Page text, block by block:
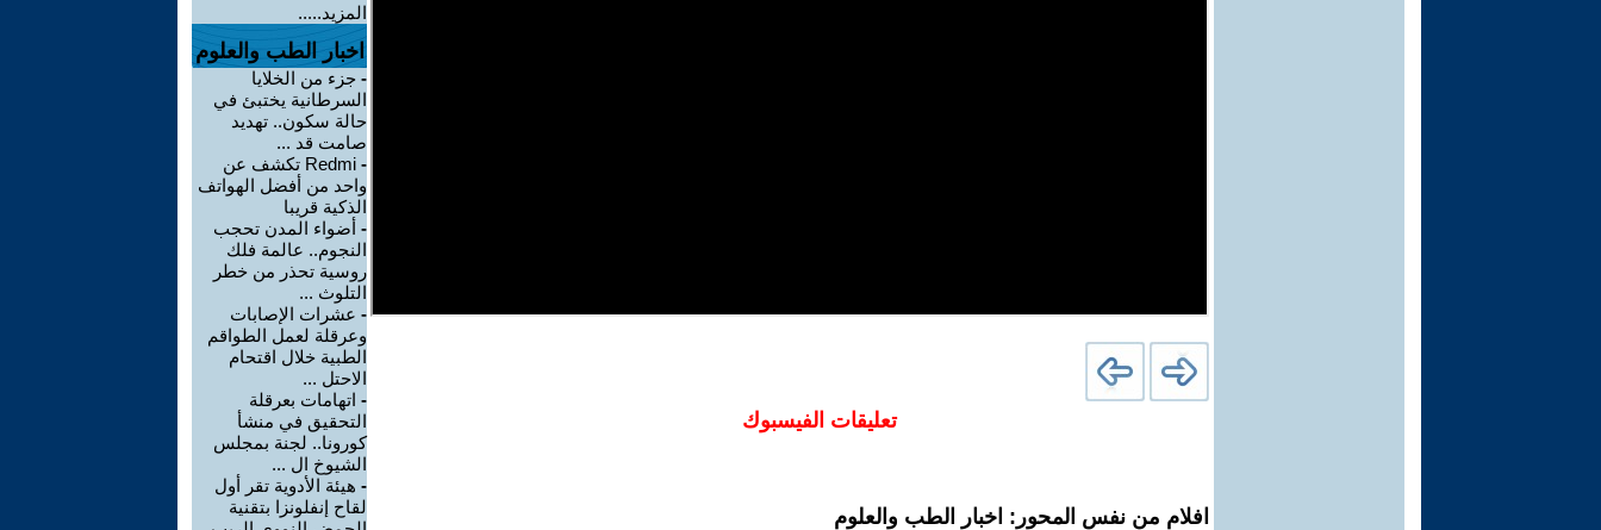
تعليقات الفيسبوك
افلام من نفس المحور: اخبار الطب والعلوم
المزيد.....
اخبار الطب والعلوم
- جزء من الخلايا
السرطانية يختبئ في
حالة سكون.. تهديد
صامت قد ...
-
Redmi تكشف عن
واحد من أفضل الهواتف
الذكية قريبا
- أضواء المدن تحجب
النجوم.. عالمة فلك
روسية تحذر من خطر
التلوث ...
- عشرات الإصابات
وعرقلة لعمل الطواقم
الطبية خلال اقتحام
الاحتل ...
- اتهامات بعرقلة
التحقيق في منشأ
كورونا.. لجنة بمجلس
الشيوخ ال ...
- هيئة الأدوية تقر أول
لقاح إنفلونزا بتقنية